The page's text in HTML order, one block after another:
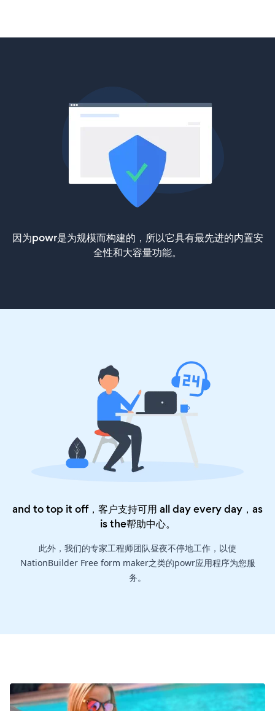
因为powr是为规模而构建的，所以它具有最先进的内置安
全性和大容量功能。
and to top it off，客户支持可用 all day every day，as
is the帮助中心。
此外，我们的专家工程师团队昼夜不停地工作，以使
NationBuilder Free form maker之类的powr应用程序为您服
务。